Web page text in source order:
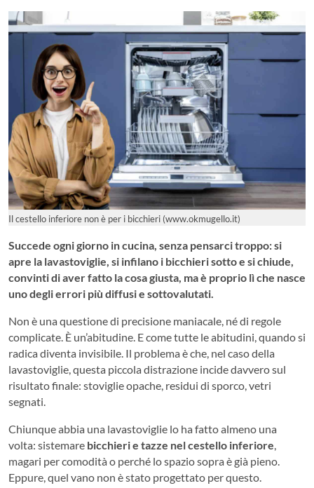
Il cestello inferiore non è per i bicchieri (www.okmugello.it)
Succede ogni giorno in cucina, senza pensarci troppo: si
apre la lavastoviglie, si infilano i bicchieri sotto e si chiude,
convinti di aver fatto la cosa giusta, ma è proprio lì che nasce
uno degli errori più diffusi e sottovalutati.
Non è una questione di precisione maniacale, né di regole
complicate. È un’abitudine. E come tutte le abitudini, quando si
radica diventa invisibile. Il problema è che, nel caso della
lavastoviglie, questa piccola distrazione incide davvero sul
risultato finale: stoviglie opache, residui di sporco, vetri
segnati.
Chiunque abbia una lavastoviglie lo ha fatto almeno una
volta: sistemare bicchieri e tazze nel cestello inferiore
magari per comodità o perché lo spazio sopra è già pieno.
Eppure, quel vano non è stato progettato per questo.